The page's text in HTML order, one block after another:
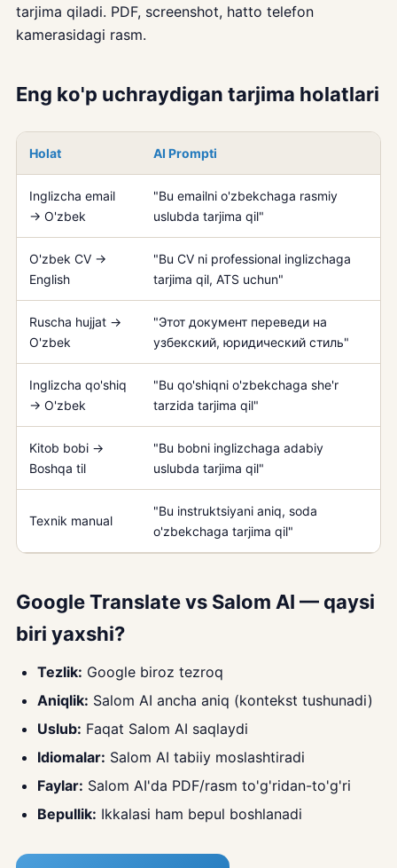
tarjima qiladi. PDF, screenshot, hatto telefon
kamerasidagi rasm.
Eng ko'p uchraydigan tarjima holatlari
Holat AI Prompti
Inglizcha email
→ O'zbek
"Bu emailni o'zbekchaga rasmiy
uslubda tarjima qil"
O'zbek CV →
English
"Bu CV ni professional inglizchaga
tarjima qil, ATS uchun"
Ruscha hujjat →
O'zbek
"Этот документ переведи на
узбекский, юридический стиль"
Inglizcha qo'shiq
→ O'zbek
"Bu qo'shiqni o'zbekchaga she'r
tarzida tarjima qil"
Kitob bobi →
Boshqa til
"Bu bobni inglizchaga adabiy
uslubda tarjima qil"
Texnik manual
"Bu instruktsiyani aniq, soda
o'zbekchaga tarjima qil"
Google Translate vs Salom AI — qaysi
biri yaxshi?
Tezlik: Google biroz tezroq
Aniqlik: Salom AI ancha aniq (kontekst tushunadi)
Uslub: Faqat Salom AI saqlaydi
Idiomalar: Salom AI tabiiy moslashtiradi
Faylar: Salom AI'da PDF/rasm to'g'ridan-to'g'ri
Bepullik: Ikkalasi ham bepul boshlanadi